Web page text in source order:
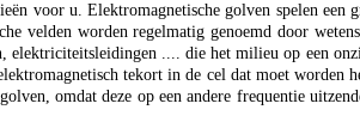
voor u. Elektromagnetische golven spelen een
velden worden regelmatig genoemd door
elektriciteitsleidingen .... die het milieu op een
tekort in de cel dat moet worden
omdat deze op een andere frequentie